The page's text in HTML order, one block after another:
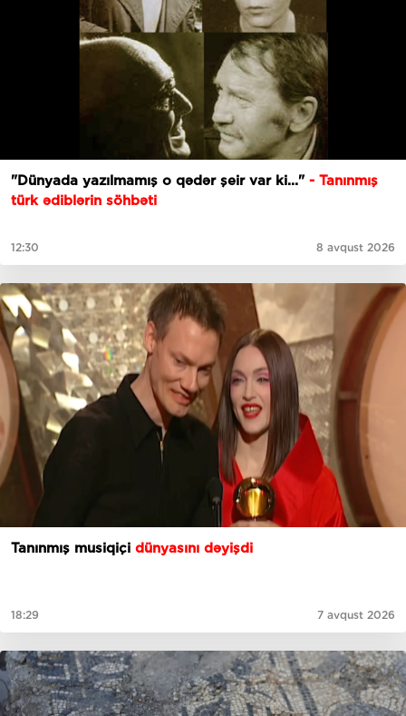
"Dünyada yazılmamış o qədər şeir var ki..." - Tanınmış
türk ədiblərin söhbəti
12:30 8 avqust 2026
Tanınmış musiqiçi dünyasını dəyişdi
18:29 7 avqust 2026